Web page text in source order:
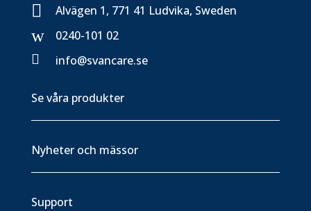
 Alvägen 1, 771 41 Ludvika, Sweden
w
0240-101 02

info@svancare.se
Se våra produkter
Nyheter och mässor
Support